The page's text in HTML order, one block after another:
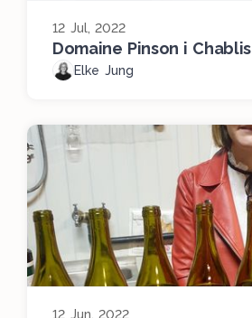
12 Jul, 2022
Domaine Pinson i Chablis
Elke Jung
12 Jun, 2022